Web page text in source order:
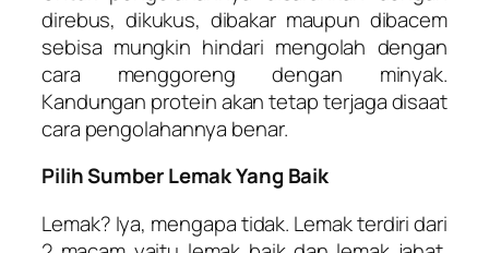
direbus, dikukus, dibakar maupun dibacem
sebisa mungkin hindari mengolah dengan
cara menggoreng dengan minyak.
Kandungan protein akan tetap terjaga disaat
cara pengolahannya benar.
Pilih Sumber Lemak Yang Baik
Lemak? Iya, mengapa tidak. Lemak terdiri dari